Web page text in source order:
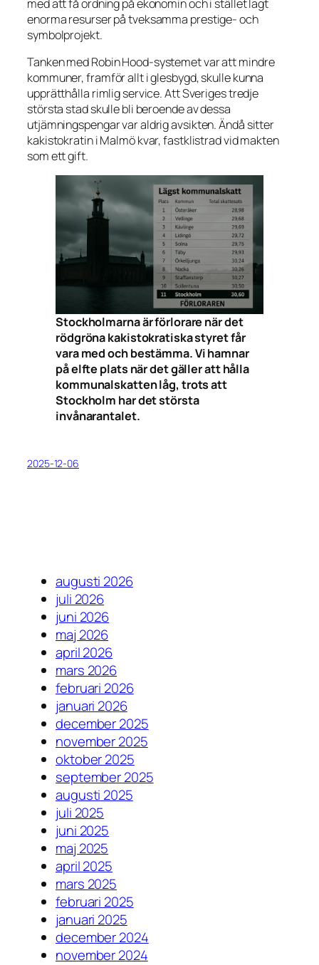
med att få ordning på ekonomin och i stället lagt
enorma resurser på tveksamma prestige- och
symbolprojekt.
Tanken med Robin Hood-systemet var att mindre
kommuner, framför allt i glesbygd, skulle kunna
upprätthålla rimlig service. Att Sveriges tredje
största stad skulle bli beroende av dessa
utjämningspengar var aldrig avsikten. Ändå sitter
kakistokratin i Malmö kvar, fastklistrad vid makten
som ett gift.
Stockholmarna är förlorare när det
rödgröna kakistokratiska styret får
vara med och bestämma. Vi hamnar
på elfte plats när det gäller att hålla
kommunalskatten låg, trots att
Stockholm har det största
invånarantalet.
2025-12-06
augusti 2026
juli 2026
juni 2026
maj 2026
april 2026
mars 2026
februari 2026
januari 2026
december 2025
november 2025
oktober 2025
september 2025
augusti 2025
juli 2025
juni 2025
maj 2025
april 2025
mars 2025
februari 2025
januari 2025
december 2024
november 2024